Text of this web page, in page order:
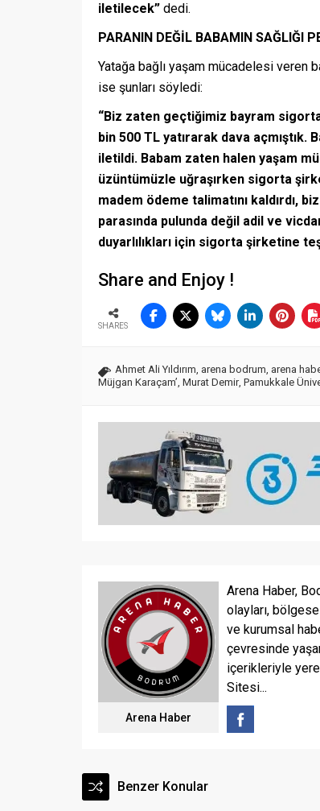
iletilecek” dedi.
PARANIN DEĞİL BABAMIN SAĞLIĞI
Yatağa bağlı yaşam mücadelesi veren
ise şunları söyledi:
“Biz zaten geçtiğimiz bayram
bin 500 TL yatırarak dava açmıştık.
iletildi. Babam zaten halen yaşam
üzüntümüzle uğraşırken sigorta
madem ödeme talimatını kaldırdı,
parasında pulunda değil adil ve
duyarlılıkları için sigorta şirketine
Share and Enjoy !
SHARES
Ahmet Ali Yıldırım arena bodrum arena
Müjgan Karaçam’ Murat Demir, Pamukkale
Arena Haber
Arena Haber,
olayları,
ve kurumsal
çevresinde
içerikleriyle
Sitesi...
Benzer Konular